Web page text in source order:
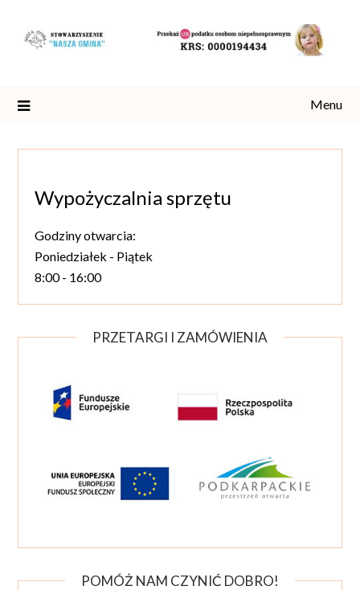
content
Menu
Wypożyczalnia sprzętu
Godziny otwarcia:
Poniedziałek - Piątek
8:00 - 16:00
PRZETARGI I ZAMÓWIENIA
POMÓŻ NAM CZYNIĆ DOBRO!